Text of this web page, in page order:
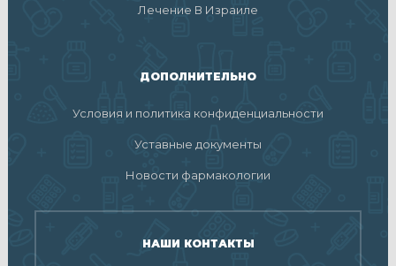
Лечение В Израиле
ДОПОЛНИТЕЛЬНО
Условия и политика конфиденциальности
Уставные документы
Новости фармакологии
НАШИ КОНТАКТЫ